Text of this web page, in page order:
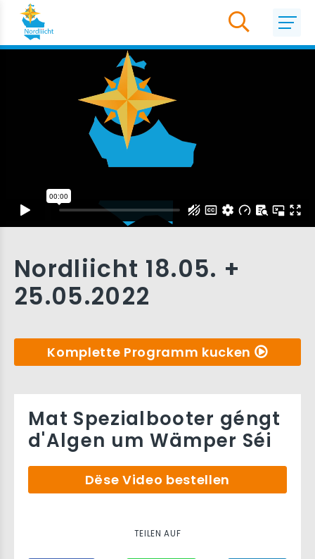
Nordliicht 18.05. +
25.05.2022
Komplette Programm kucken
Mat Spezialbooter géngt
d'Algen um Wämper Séi
Dëse Video bestellen
TEILEN AUF